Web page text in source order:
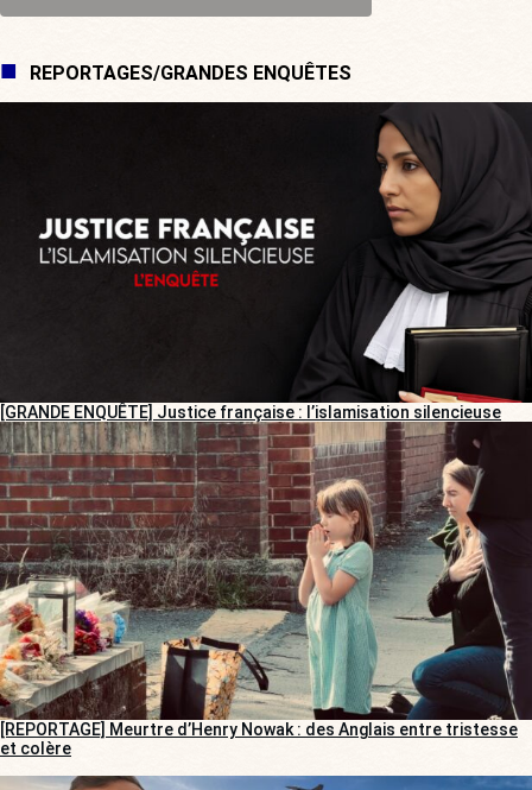
REPORTAGES/GRANDES ENQUÊTES
[GRANDE ENQUÊTE] Justice française : l’islamisation silencieuse
[REPORTAGE] Meurtre d’Henry Nowak : des Anglais entre tristesse
et colère